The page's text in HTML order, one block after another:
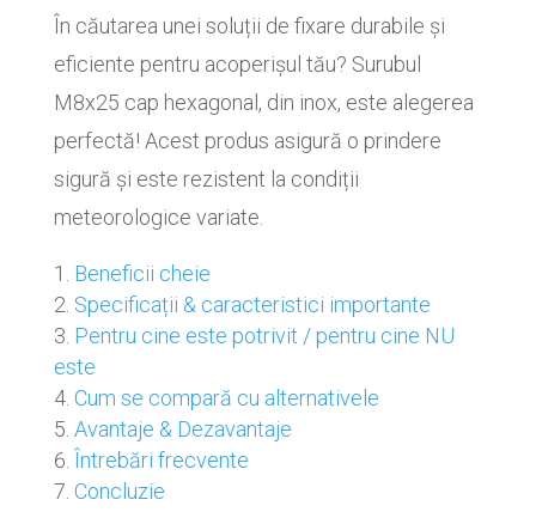
În căutarea unei soluții de fixare durabile și
eficiente pentru acoperișul tău? Surubul
M8x25 cap hexagonal, din inox, este alegerea
perfectă! Acest produs asigură o prindere
sigură și este rezistent la condiții
meteorologice variate.
Beneficii cheie
Specificații & caracteristici importante
Pentru cine este potrivit / pentru cine NU
este
Cum se compară cu alternativele
Avantaje & Dezavantaje
Întrebări frecvente
Concluzie